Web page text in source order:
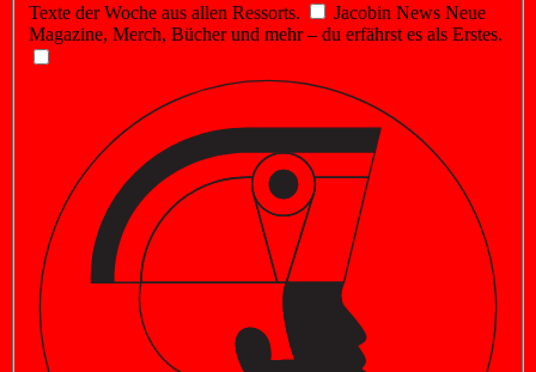
Texte der Woche aus allen Ressorts.
Jacobin News Neue
Magazine, Merch, Bücher und mehr – du erfährst es als Erstes.